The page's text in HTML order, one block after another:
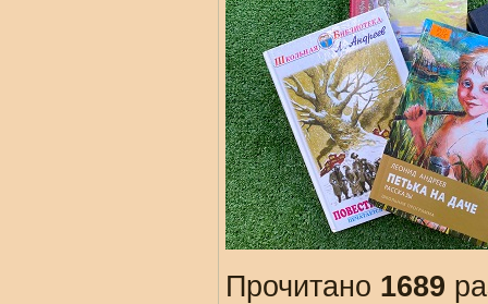
Прочитано 1689